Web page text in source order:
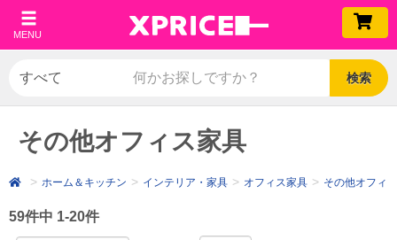
MENU
検索
その他オフィス家具
ホーム＆キッチン インテリア・家具 オフィス家具 その他オフィ
59件中 1-20件